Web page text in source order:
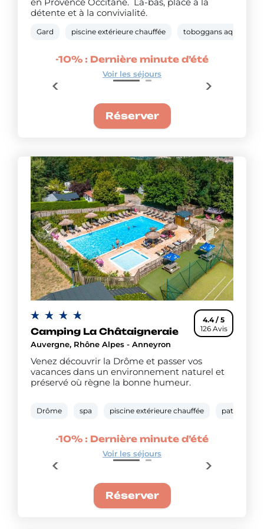
détente et à la convivialité.
Gard piscine extérieure chauffée toboggans aquatiques
-10% : Dernière minute d’été
Voir les séjours
Réserver
4.4 / 5
126 Avis
Camping La Châtaigneraie
Auvergne, Rhône Alpes - Anneyron
Venez découvrir la Drôme et passer vos
vacances dans un environnement naturel et
préservé où règne la bonne humeur.
Drôme spa piscine extérieure chauffée pataugeoire
-10% : Dernière minute d’été
Voir les séjours
Réserver